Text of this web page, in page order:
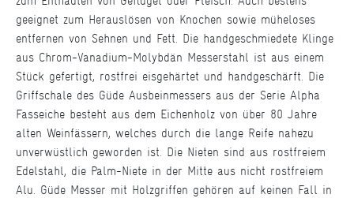
geeignet zum Herauslösen von Knochen sowie müheloses
entfernen von Sehnen und Fett. Die handgeschmiedete Klinge
aus Chrom-Vanadium-Molybdän Messerstahl ist aus einem
Stück gefertigt, rostfrei eisgehärtet und handgeschärft. Die
Griffschale des Güde Ausbeinmessers aus der Serie Alpha
Fasseiche besteht aus dem Eichenholz von über 80 Jahre
alten Weinfässern, welches durch die lange Reife nahezu
unverwüstlich geworden ist. Die Nieten sind aus rostfreiem
Edelstahl, die Palm-Niete in der Mitte aus nicht rostfreiem
Alu. Güde Messer mit Holzgriffen gehören auf keinen Fall in